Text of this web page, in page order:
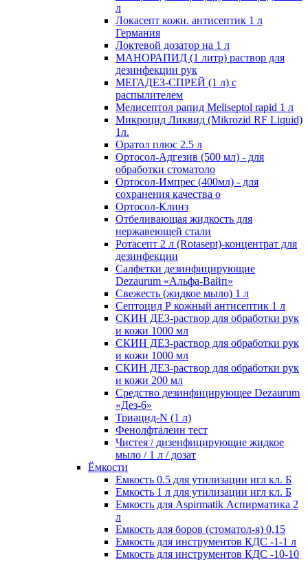
л
Локасепт кожн. антисептик 1 л
Германия
Локтевой дозатор на 1 л
МАНОРАПИД (1 литр) раствор для
дезинфекции рук
МЕГАДЕЗ-СПРЕЙ (1 л) с
распылителем
Мелисептол рапид Meliseptol rapid 1 л
Микроцид Ликвид (Mikrozid RF Liquid)
1л.
Оратол плюс 2.5 л
Ортосол-Адгезив (500 мл) - для
обработки стоматоло
Ортосол-Импрес (400мл) - для
сохранения качества о
Ортосол-Клинз
Отбеливающая жидкость для
нержавеющей стали
Ротасепт 2 л (Rotasept)-концентрат для
дезинфекции
Салфетки дезинфицирующие
Dezaurum «Альфа-Вайп»
Свежесть (жидкое мыло) 1 л
Септоцид Р кожный антисептик 1 л
СКИН ДЕЗ-раствор для обработки рук
и кожи 1000 мл
СКИН ДЕЗ-раствор для обработки рук
и кожи 1000 мл
СКИН ДЕЗ-раствор для обработки рук
и кожи 200 мл
Средство дезинфицирующее Dezaurum
«Дез-6»
Триацид-N (1 л)
Фенолфталеин тест
Чистея / дизенфицирующие жидкое
мыло / 1 л / дозат
Ёмкости
Емкость 0.5 для утилизации игл кл. Б
Емкость 1 л для утилизации игл кл. Б
Емкость для Aspirmatik Аспирматика 2
л
Емкость для боров (стоматол-я) 0,15
Емкость для инструментов КДС -1-1 л
Емкость для инструментов КДС -10-10